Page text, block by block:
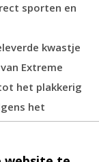
sporten en
kwastje
Extreme
het plakkerig
het